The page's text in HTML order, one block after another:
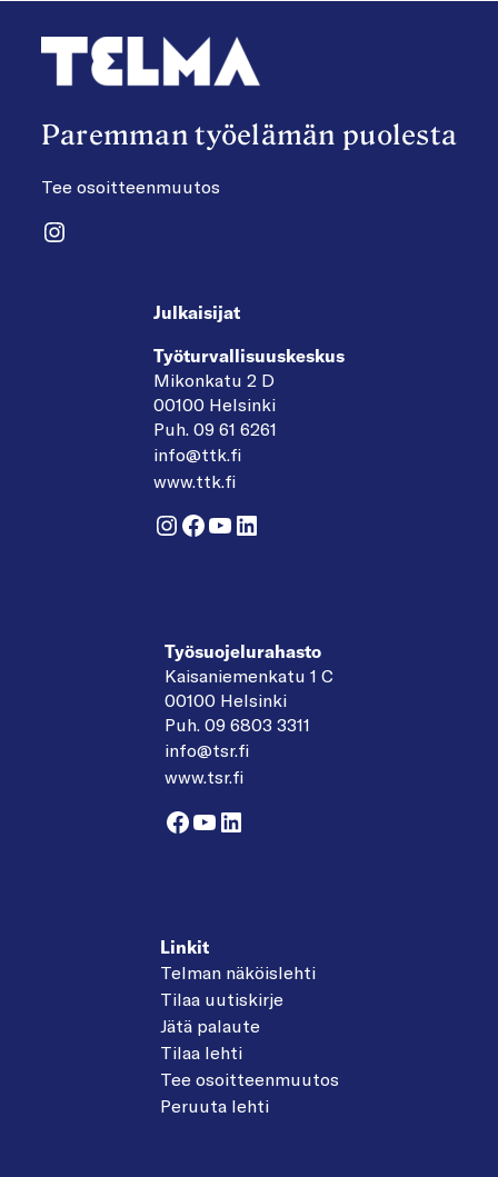
Paremman työelämän puolesta
Tee osoitteenmuutos
Instagram
Julkaisijat
Työturvallisuuskeskus
Mikonkatu 2 D
00100 Helsinki
Puh. 09 61 6261
info@ttk.fi
www.ttk.fi
Instagram
Facebook
YouTube
LinkedIn
Työsuojelurahasto
Kaisaniemenkatu 1 C
00100 Helsinki
Puh. 09 6803 3311
info@tsr.fi
www.tsr.fi
Facebook
YouTube
LinkedIn
Linkit
Telman näköislehti
Tilaa uutiskirje
Jätä palaute
Tilaa lehti
Tee osoitteenmuutos
Peruuta lehti